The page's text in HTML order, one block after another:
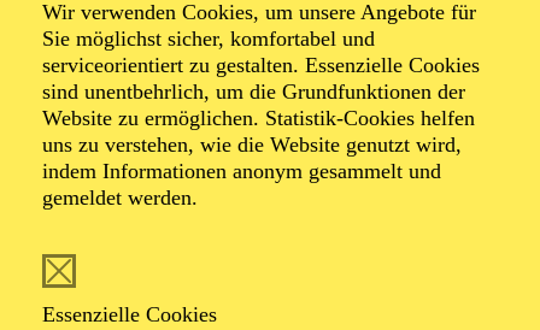
Wir verwenden Cookies, um unsere Angebote für
Sie möglichst sicher, komfortabel und
serviceorientiert zu gestalten. Essenzielle Cookies
sind unentbehrlich, um die Grundfunktionen der
Website zu ermöglichen. Statistik-Cookies helfen
uns zu verstehen, wie die Website genutzt wird,
indem Informationen anonym gesammelt und
gemeldet werden.
Essenzielle Cookies
Anna Lapwood
goes Hollywood
Gregson-Williams, John Powell, John Williams, Joseph
Jongen, Olivia Belli, Pinar Toprak, Rachel Portman